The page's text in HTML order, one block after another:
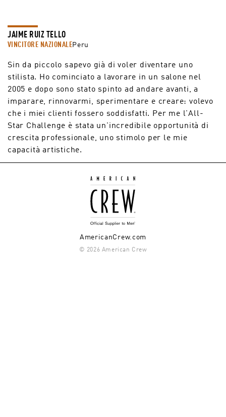
JAIME RUIZ TELLO
VINCITORE NAZIONALEPeru
Sin da piccolo sapevo già di voler diventare uno
stilista. Ho cominciato a lavorare in un salone nel
2005 e dopo sono stato spinto ad andare avanti, a
imparare, rinnovarmi, sperimentare e creare: volevo
che i miei clienti fossero soddisfatti. Per me l'All-
Star Challenge è stata un'incredibile opportunità di
crescita professionale, uno stimolo per le mie
capacità artistiche.
AmericanCrew.com
© 2026 American Crew